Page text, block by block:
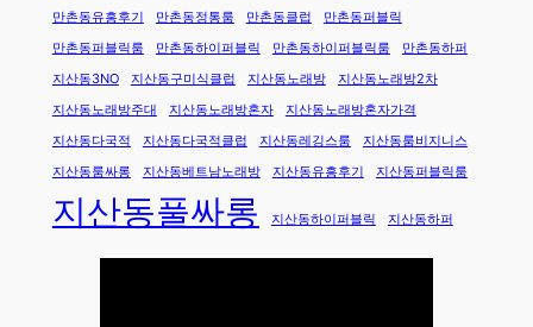
만촌동유흥후기
만촌동정통룸 만촌동클럽
만촌동퍼블릭
만촌동퍼블릭룸
만촌동하이퍼블릭 만촌동하이퍼블릭룸
만촌동하퍼
지산동3NO
지산동구미식클럽 지산동노래방
지산동노래방2차
지산동노래방주대
지산동노래방혼자
지산동노래방혼자가격
지산동다국적
지산동다국적클럽 지산동레깅스룸
지산동룸비지니스
지산동룸싸롱
지산동베트남노래방 지산동유흥후기 지산동퍼블릭룸
지산동풀싸롱 지산동하이퍼블릭 지산동하퍼